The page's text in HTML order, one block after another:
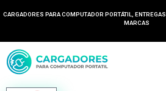
CARGADORES PARA COMPUTADOR PORTÁTIL, ENTREGAS
MARCAS